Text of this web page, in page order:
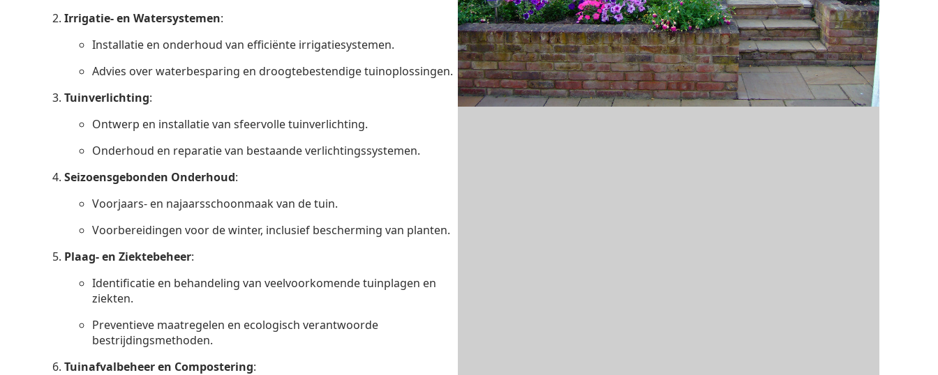
Irrigatie- en Watersystemen:
Installatie en onderhoud van efficiënte irrigatiesystemen.
Advies over waterbesparing en droogtebestendige tuinoplossingen.
Tuinverlichting:
Ontwerp en installatie van sfeervolle tuinverlichting.
Onderhoud en reparatie van bestaande verlichtingssystemen.
Seizoensgebonden Onderhoud:
Voorjaars- en najaarsschoonmaak van de tuin.
Voorbereidingen voor de winter, inclusief bescherming van planten.
Plaag- en Ziektebeheer:
Identificatie en behandeling van veelvoorkomende tuinplagen en
ziekten.
Preventieve maatregelen en ecologisch verantwoorde
bestrijdingsmethoden.
Tuinafvalbeheer en Compostering: